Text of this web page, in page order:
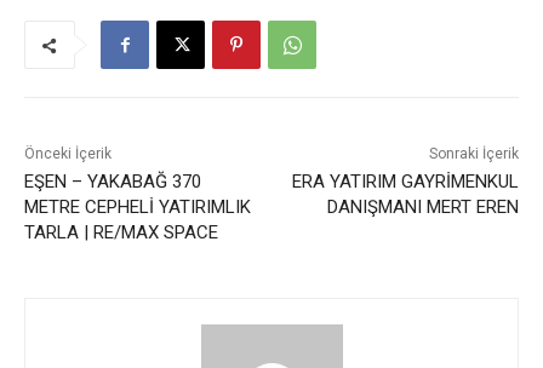
Önceki İçerik
EŞEN – YAKABAĞ 370
METRE CEPHELİ YATIRIMLIK
TARLA | RE/MAX SPACE
Sonraki İçerik
ERA YATIRIM GAYRİMENKUL
DANIŞMANI MERT EREN